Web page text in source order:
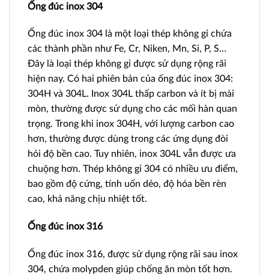
Ống đúc inox 304
Ống đúc inox 304 là một loại thép không gỉ chứa
các thành phần như Fe, Cr, Niken, Mn, Si, P, S…
Đây là loại thép không gỉ được sử dụng rộng rãi
hiện nay. Có hai phiên bản của ống đúc inox 304:
304H và 304L. Inox 304L thấp carbon và ít bị mài
mòn, thường được sử dụng cho các mối hàn quan
trọng. Trong khi inox 304H, với lượng carbon cao
hơn, thường được dùng trong các ứng dụng đòi
hỏi độ bền cao. Tuy nhiên, inox 304L vẫn được ưa
chuộng hơn. Thép không gỉ 304 có nhiều ưu điểm,
bao gồm độ cứng, tính uốn dẻo, độ hóa bền rèn
cao, khả năng chịu nhiệt tốt.
Ống đúc inox 316
Ống đúc inox 316, được sử dụng rộng rãi sau inox
304, chứa molypden giúp chống ăn mòn tốt hơn.